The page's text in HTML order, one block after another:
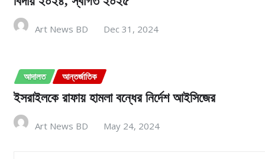
Art News BD Dec 31, 2024
আদালত আন্তর্জাতিক
ইসরাইলকে রাফায় হামলা বন্ধের নির্দেশ আইসিজের
Art News BD May 24, 2024